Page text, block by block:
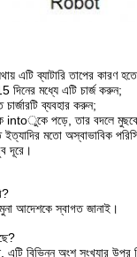
এটি ব্যাটারি তাপের কারণ
দিনের মধ্যে এটি চার্জ করুন;
ব্যবহার করুন;
intoুকে পড়ে, তার বদলে
মতো অস্বাভাবিক
দূরে।
আদেশকে স্বাগত জানাই।
বিভিন্ন অংশ সংখ্যার